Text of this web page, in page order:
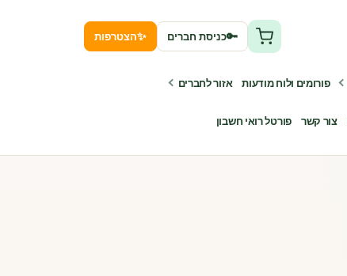
פורומים ולוח מודעות אזור לחברים
צור קשר פורטל רואי חשבון
🔑כניסת חברים ✨הצטרפות